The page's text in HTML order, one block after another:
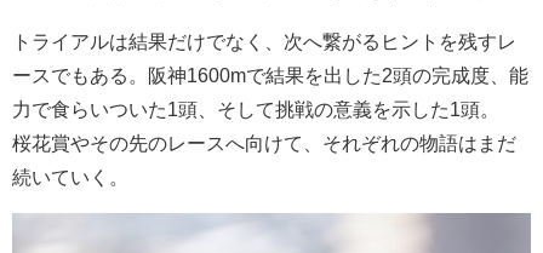
トライアルは結果だけでなく、次へ繋がるヒントを残すレ
ースでもある。阪神1600mで結果を出した2頭の完成度、能
力で食らいついた1頭、そして挑戦の意義を示した1頭。
桜花賞やその先のレースへ向けて、それぞれの物語はまだ
続いていく。